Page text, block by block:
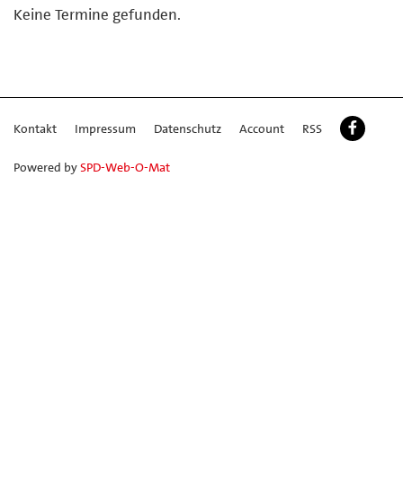
Keine Termine gefunden.
Kontakt Impressum Datenschutz Account RSS
Powered bySPD-Web-O-Mat